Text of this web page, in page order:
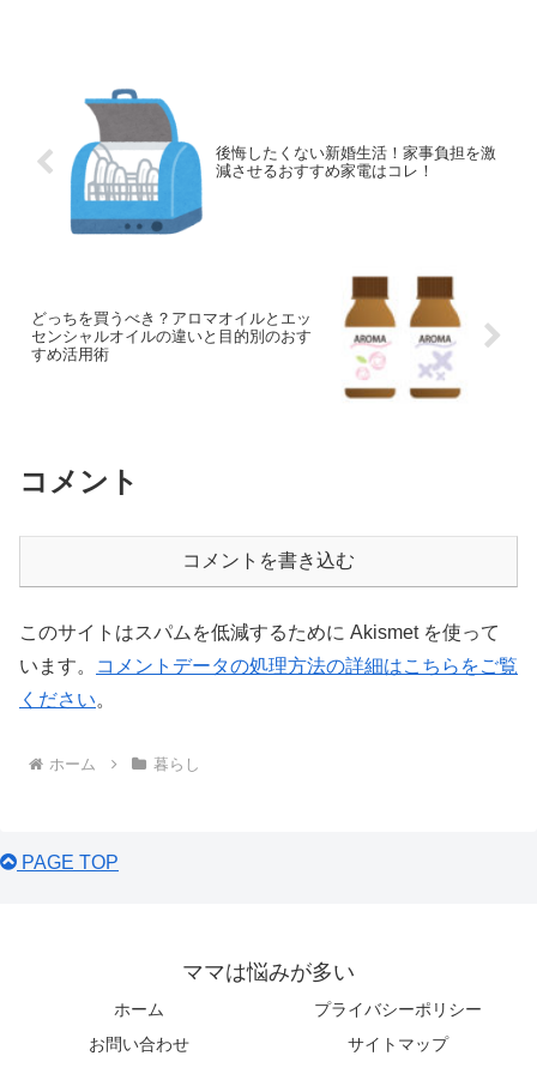
後悔したくない新婚生活！家事負担を激
減させるおすすめ家電はコレ！
どっちを買うべき？アロマオイルとエッ
センシャルオイルの違いと目的別のおす
すめ活用術
コメント
コメントを書き込む
このサイトはスパムを低減するために Akismet を使って
います。
コメントデータの処理方法の詳細はこちらをご覧
ください。
ホーム 暮らし
PAGE TOP
ママは悩みが多い
ホーム
プライバシーポリシー
お問い合わせ
サイトマップ